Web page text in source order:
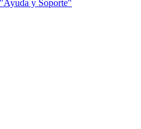
y Soporte"